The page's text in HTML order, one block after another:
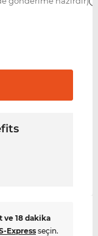
ve 18 dakika
Expressseçin.